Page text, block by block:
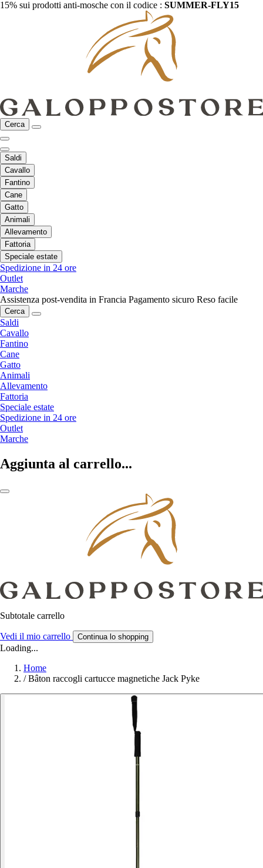
15% sui prodotti anti-mosche con il codice : SUMMER-FLY15
Cerca
Saldi
Cavallo
Fantino
Cane
Gatto
Animali
Allevamento
Fattoria
Speciale estate
Spedizione in 24 ore
Outlet
Marche
Assistenza post-vendita in Francia Pagamento sicuro Reso facile
Cerca
Saldi
Cavallo
Fantino
Cane
Gatto
Animali
Allevamento
Fattoria
Speciale estate
Spedizione in 24 ore
Outlet
Marche
Aggiunta al carrello...
Subtotale carrello
Vedi il mio carrello Continua lo shopping
Loading...
Home
/ Bâton raccogli cartucce magnetiche Jack Pyke